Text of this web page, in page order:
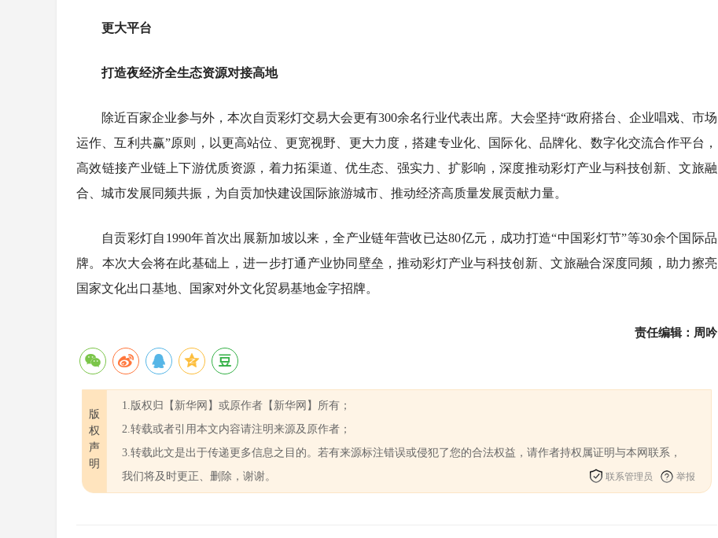
更大平台
打造夜经济全生态资源对接高地
除近百家企业参与外，本次自贡彩灯交易大会更有300余名行业代表出席。大会坚持“政府搭台、企业唱戏、市场
运作、互利共赢”原则，以更高站位、更宽视野、更大力度，搭建专业化、国际化、品牌化、数字化交流合作平台，
高效链接产业链上下游优质资源，着力拓渠道、优生态、强实力、扩影响，深度推动彩灯产业与科技创新、文旅融
合、城市发展同频共振，为自贡加快建设国际旅游城市、推动经济高质量发展贡献力量。
自贡彩灯自1990年首次出展新加坡以来，全产业链年营收已达80亿元，成功打造“中国彩灯节”等30余个国际品
牌。本次大会将在此基础上，进一步打通产业协同壁垒，推动彩灯产业与科技创新、文旅融合深度同频，助力擦亮
国家文化出口基地、国家对外文化贸易基地金字招牌。
责任编辑：周吟
版
权
声
明
1.版权归【新华网】或原作者【新华网】所有；
2.转载或者引用本文内容请注明来源及原作者；
3.转载此文是出于传递更多信息之目的。若有来源标注错误或侵犯了您的合法权益，请作者持权属证明与本网联系，
我们将及时更正、删除，谢谢。
联系管理员 举报